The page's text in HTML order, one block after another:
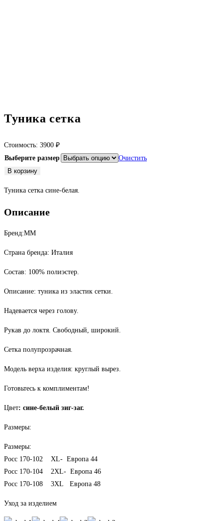
Туника сетка
Стоимость: 3900 ₽
Выберите размер
Очистить
Количество
Туника
сетка
В корзину
Туника сетка сине-белая.
Описание
Бренд:ММ
Страна бренда: Италия
Состав: 100% полиэстер.
Описание: туника из эластик сетки.
Надевается через голову.
Рукав до локтя. Свободный, широкий.
Сетка полупрозрачная.
Модель верха изделия: круглый вырез.
Готовьтесь к комплиментам!
Цвет: сине-белый зиг-заг.
Размеры:
Размеры:
Росс 170-102 ХL- Европа 44
Росс 170-104 2ХL- Европа 46
Росс 170-108 3ХL Европа 48
Уход за изделием